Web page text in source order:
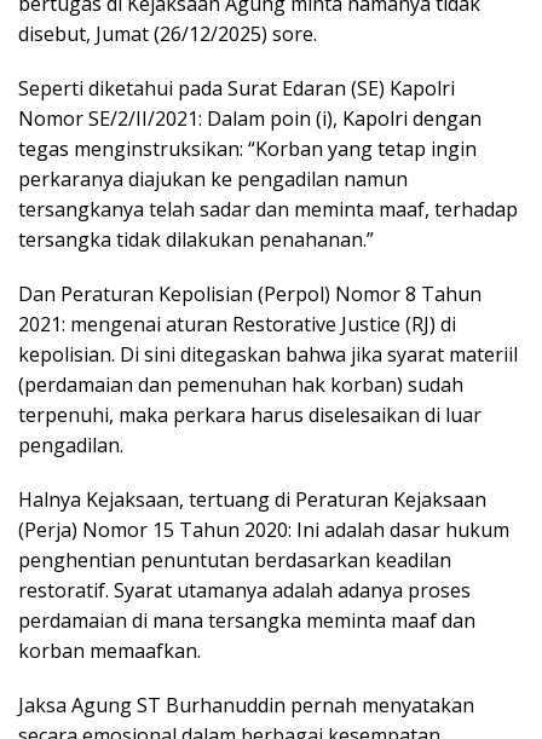
disebut, Jumat (26/12/2025) sore.
Seperti diketahui pada Surat Edaran (SE) Kapolri
Nomor SE/2/II/2021: Dalam poin (i), Kapolri dengan
tegas menginstruksikan: “Korban yang tetap ingin
perkaranya diajukan ke pengadilan namun
tersangkanya telah sadar dan meminta maaf, terhadap
tersangka tidak dilakukan penahanan.”
Dan Peraturan Kepolisian (Perpol) Nomor 8 Tahun
2021: mengenai aturan Restorative Justice (RJ) di
kepolisian. Di sini ditegaskan bahwa jika syarat materiil
(perdamaian dan pemenuhan hak korban) sudah
terpenuhi, maka perkara harus diselesaikan di luar
pengadilan.
Halnya Kejaksaan, tertuang di Peraturan Kejaksaan
(Perja) Nomor 15 Tahun 2020: Ini adalah dasar hukum
penghentian penuntutan berdasarkan keadilan
restoratif. Syarat utamanya adalah adanya proses
perdamaian di mana tersangka meminta maaf dan
korban memaafkan.
Jaksa Agung ST Burhanuddin pernah menyatakan